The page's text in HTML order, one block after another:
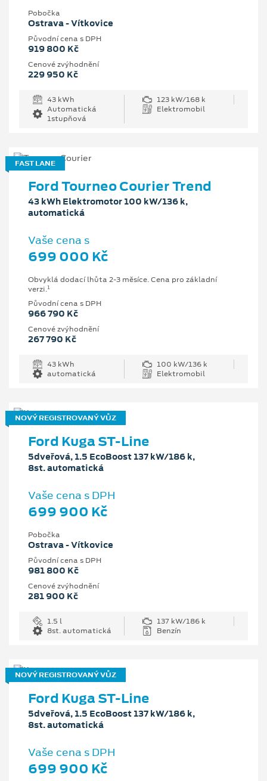
Pobočka
Ostrava - Vítkovice
Původní cena s DPH
919 800 Kč
Cenové zvýhodnění
229 950 Kč
43 kWh
123 kW/168 k
Automatická
1stupňová
Elektromobil
FAST LANE
Ford Tourneo Courier Trend
43 kWh Elektromotor 100 kW/136 k,
automatická
Vaše cena s
699 000 Kč
Obvyklá dodací lhůta 2-3 měsíce. Cena pro základní
verzi.1
Původní cena s DPH
966 790 Kč
Cenové zvýhodnění
267 790 Kč
43 kWh
100 kW/136 k
automatická
Elektromobil
NOVÝ REGISTROVANÝ VŮZ
Ford Kuga ST-Line
5dveřová, 1.5 EcoBoost 137 kW/186 k,
8st. automatická
Vaše cena s DPH
699 900 Kč
Pobočka
Ostrava - Vítkovice
Původní cena s DPH
981 800 Kč
Cenové zvýhodnění
281 900 Kč
1.5 l
137 kW/186 k
8st. automatická
Benzín
NOVÝ REGISTROVANÝ VŮZ
Ford Kuga ST-Line
5dveřová, 1.5 EcoBoost 137 kW/186 k,
8st. automatická
Vaše cena s DPH
699 900 Kč